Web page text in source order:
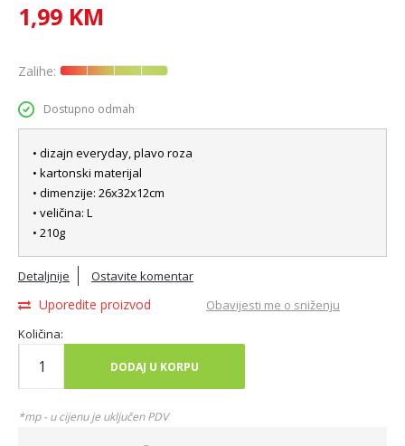
1,99 KM
Zalihe:
Dostupno odmah
• dizajn everyday, plavo roza
• kartonski materijal
• dimenzije: 26x32x12cm
• veličina: L
• 210g
Detaljnije Ostavite komentar
Uporedite proizvod
Obavijesti me o sniženju
Količina:
DODAJ U KORPU
*mp - u cijenu je uključen PDV